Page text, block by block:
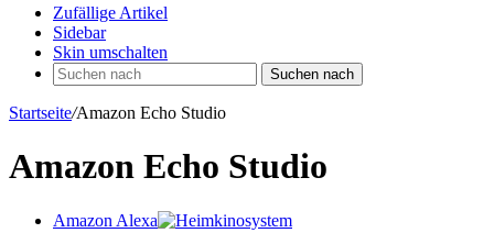
Zufällige Artikel
Sidebar
Skin umschalten
Suchen nach
Startseite/Amazon Echo Studio
Amazon Echo Studio
Amazon Alexa